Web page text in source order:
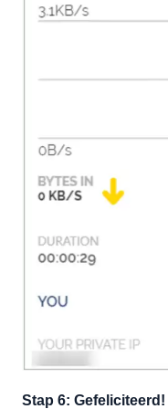
Stap 6: Gefeliciteerd!